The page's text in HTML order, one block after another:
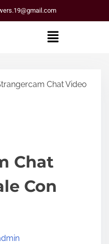
Chat Video
Chat
Con